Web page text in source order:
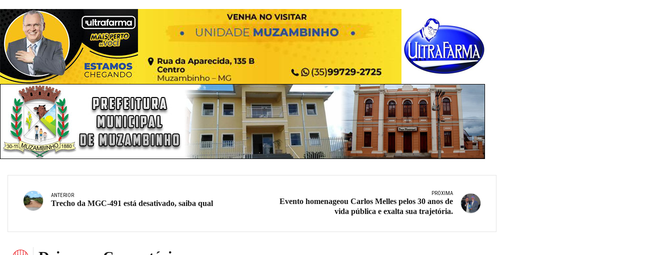
ANTERIOR
Trecho da MGC-491 está desativado, saiba qual
PRÓXIMA
Evento homenageou Carlos Melles pelos 30 anos de
vida pública e exalta sua trajetória.